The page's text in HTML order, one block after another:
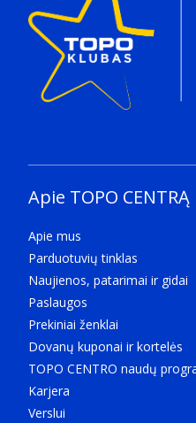
Apie TOPO CENTRĄ
Apie mus
Parduotuvių tinklas
Naujienos, patarimai ir gidai
Paslaugos
Prekiniai ženklai
Dovanų kuponai ir kortelės
TOPO CENTRO naudų
Karjera
Verslui